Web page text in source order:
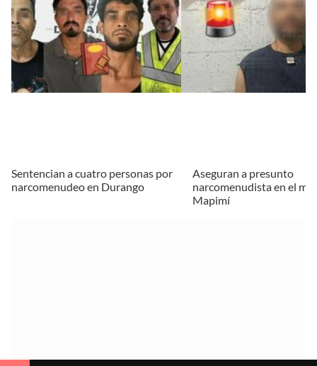
Sentencian a cuatro personas por
narcomenudeo en Durango
Aseguran a presunto
narcomenudista en el
Mapimí